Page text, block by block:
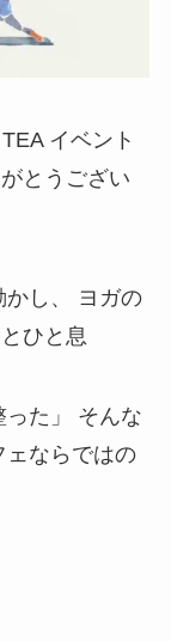
イベント
とうござい
かし、 ヨガの
ひと息
った」 そんな
ェならではの